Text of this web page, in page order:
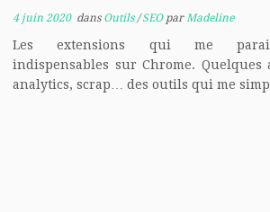
4 juin 2020dans Outils/SEO parMadeline
Les extensions qui me
indispensables sur Chrome. Quelques
analytics, scrap… des outils qui me